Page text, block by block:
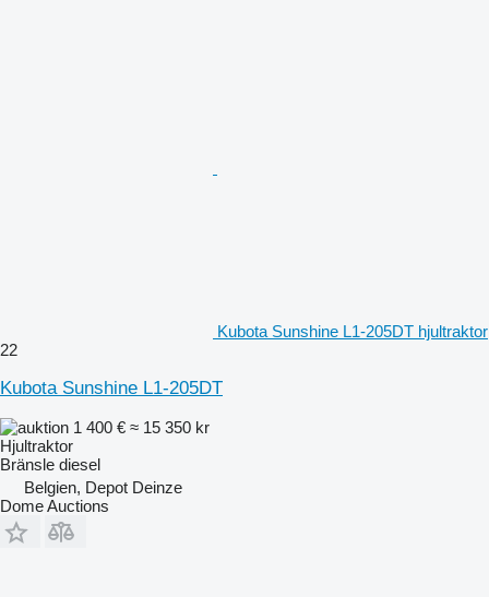
Kubota Sunshine L1-205DT hjultraktor
22
Kubota Sunshine L1-205DT
1 400 € ≈ 15 350 kr
Hjultraktor
Bränsle diesel
Belgien, Depot Deinze
Dome Auctions